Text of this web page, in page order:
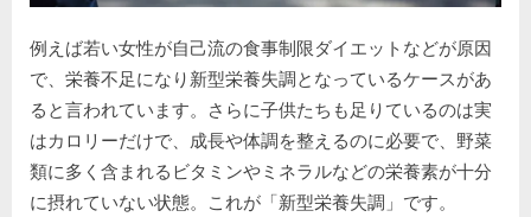
例えば若い女性が自己流の食事制限ダイエットなどが原因
で、栄養不足になり新型栄養失調となっているケースがあ
ると言われています。さらに子供たちも足りているのは実
はカロリーだけで、成長や体調を整えるのに必要で、野菜
類に多く含まれるビタミンやミネラルなどの栄養素が十分
に摂れていない状態。これが「新型栄養失調」です。